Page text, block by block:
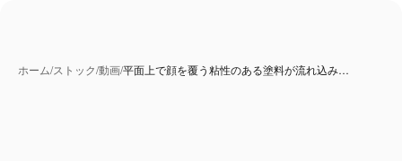
ホーム/ストック/動画/平面上で顔を覆う粘性のある塗料が流れ込み…